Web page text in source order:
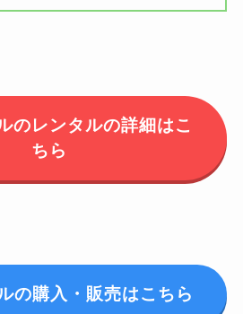
のレンタルの詳細はこ
ちら
の購入・販売はこちら